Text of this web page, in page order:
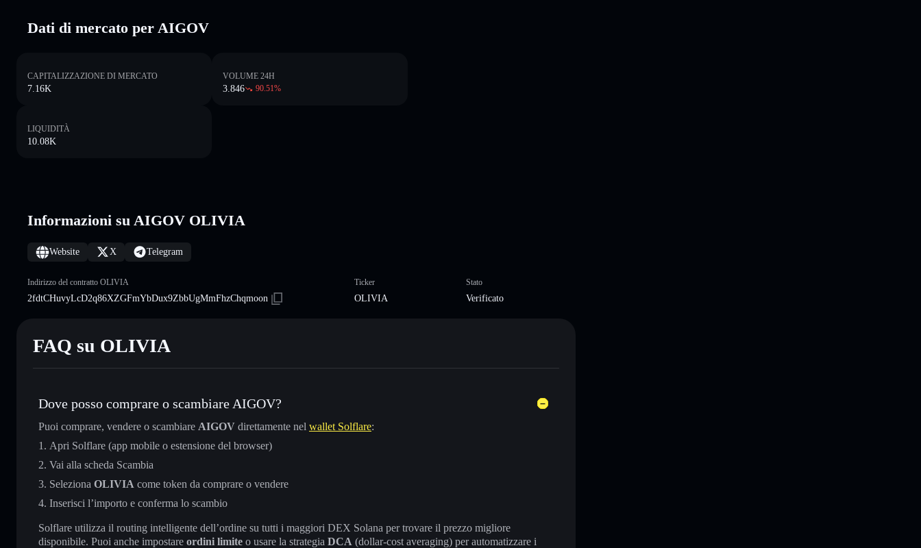
Dati di mercato per AIGOV
CAPITALIZZAZIONE DI MERCATO
7.16K
VOLUME 24H
3.846 90.51%
LIQUIDITÀ
10.08K
Informazioni su AIGOV OLIVIA
Website X Telegram
Indirizzo del contratto OLIVIA
2fdtCHuvyLcD2q86XZGFmYbDux9ZbbUgMmFhzChqmoon
Ticker
OLIVIA
Stato
Verificato
FAQ su OLIVIA
Dove posso comprare o scambiare AIGOV?
Puoi comprare, vendere o scambiare AIGOV direttamente nel wallet Solflare:
Apri Solflare (app mobile o estensione del browser)
Vai alla scheda Scambia
Seleziona OLIVIA come token da comprare o vendere
Inserisci l’importo e conferma lo scambio
Solflare utilizza il routing intelligente dell’ordine su tutti i maggiori DEX Solana per trovare il prezzo migliore
disponibile. Puoi anche impostare ordini limite o usare la strategia DCA (dollar-cost averaging) per automatizzare i